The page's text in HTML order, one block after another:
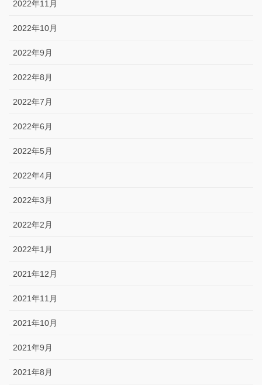
2022年11月
2022年10月
2022年9月
2022年8月
2022年7月
2022年6月
2022年5月
2022年4月
2022年3月
2022年2月
2022年1月
2021年12月
2021年11月
2021年10月
2021年9月
2021年8月